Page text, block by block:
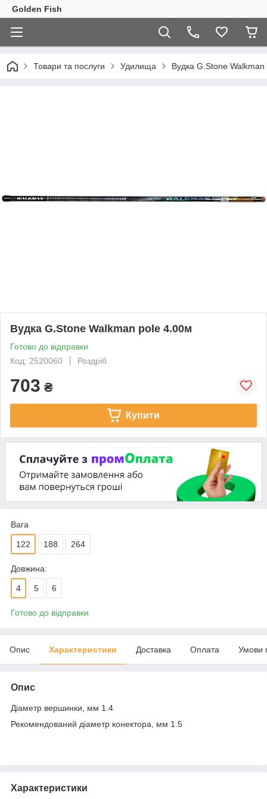
Golden Fish
Товари та послуги Удилища Вудка G.Stone
Вудка G.Stone Walkman pole 4.00м
Готово до відправки
Код: 2520060
Роздріб
703 ₴
Купити
Вага
122 188 264
Довжина:
4 5 6
Готово до відправки
Опис Характеристики Доставка Оплата Умови
Опис
Діаметр вершинки, мм 1.4
Рекомендований діаметр конектора, мм 1.5
Характеристики